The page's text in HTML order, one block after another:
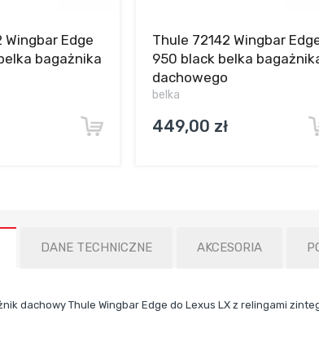
Wingbar Edge
bagażnika
Thule 72142 Wingbar
950 black belka
dachowego
belka
449,00 zł
DANE TECHNICZNE AKCESORIA
dachowy Thule Wingbar Edge do Lexus LX z relingami